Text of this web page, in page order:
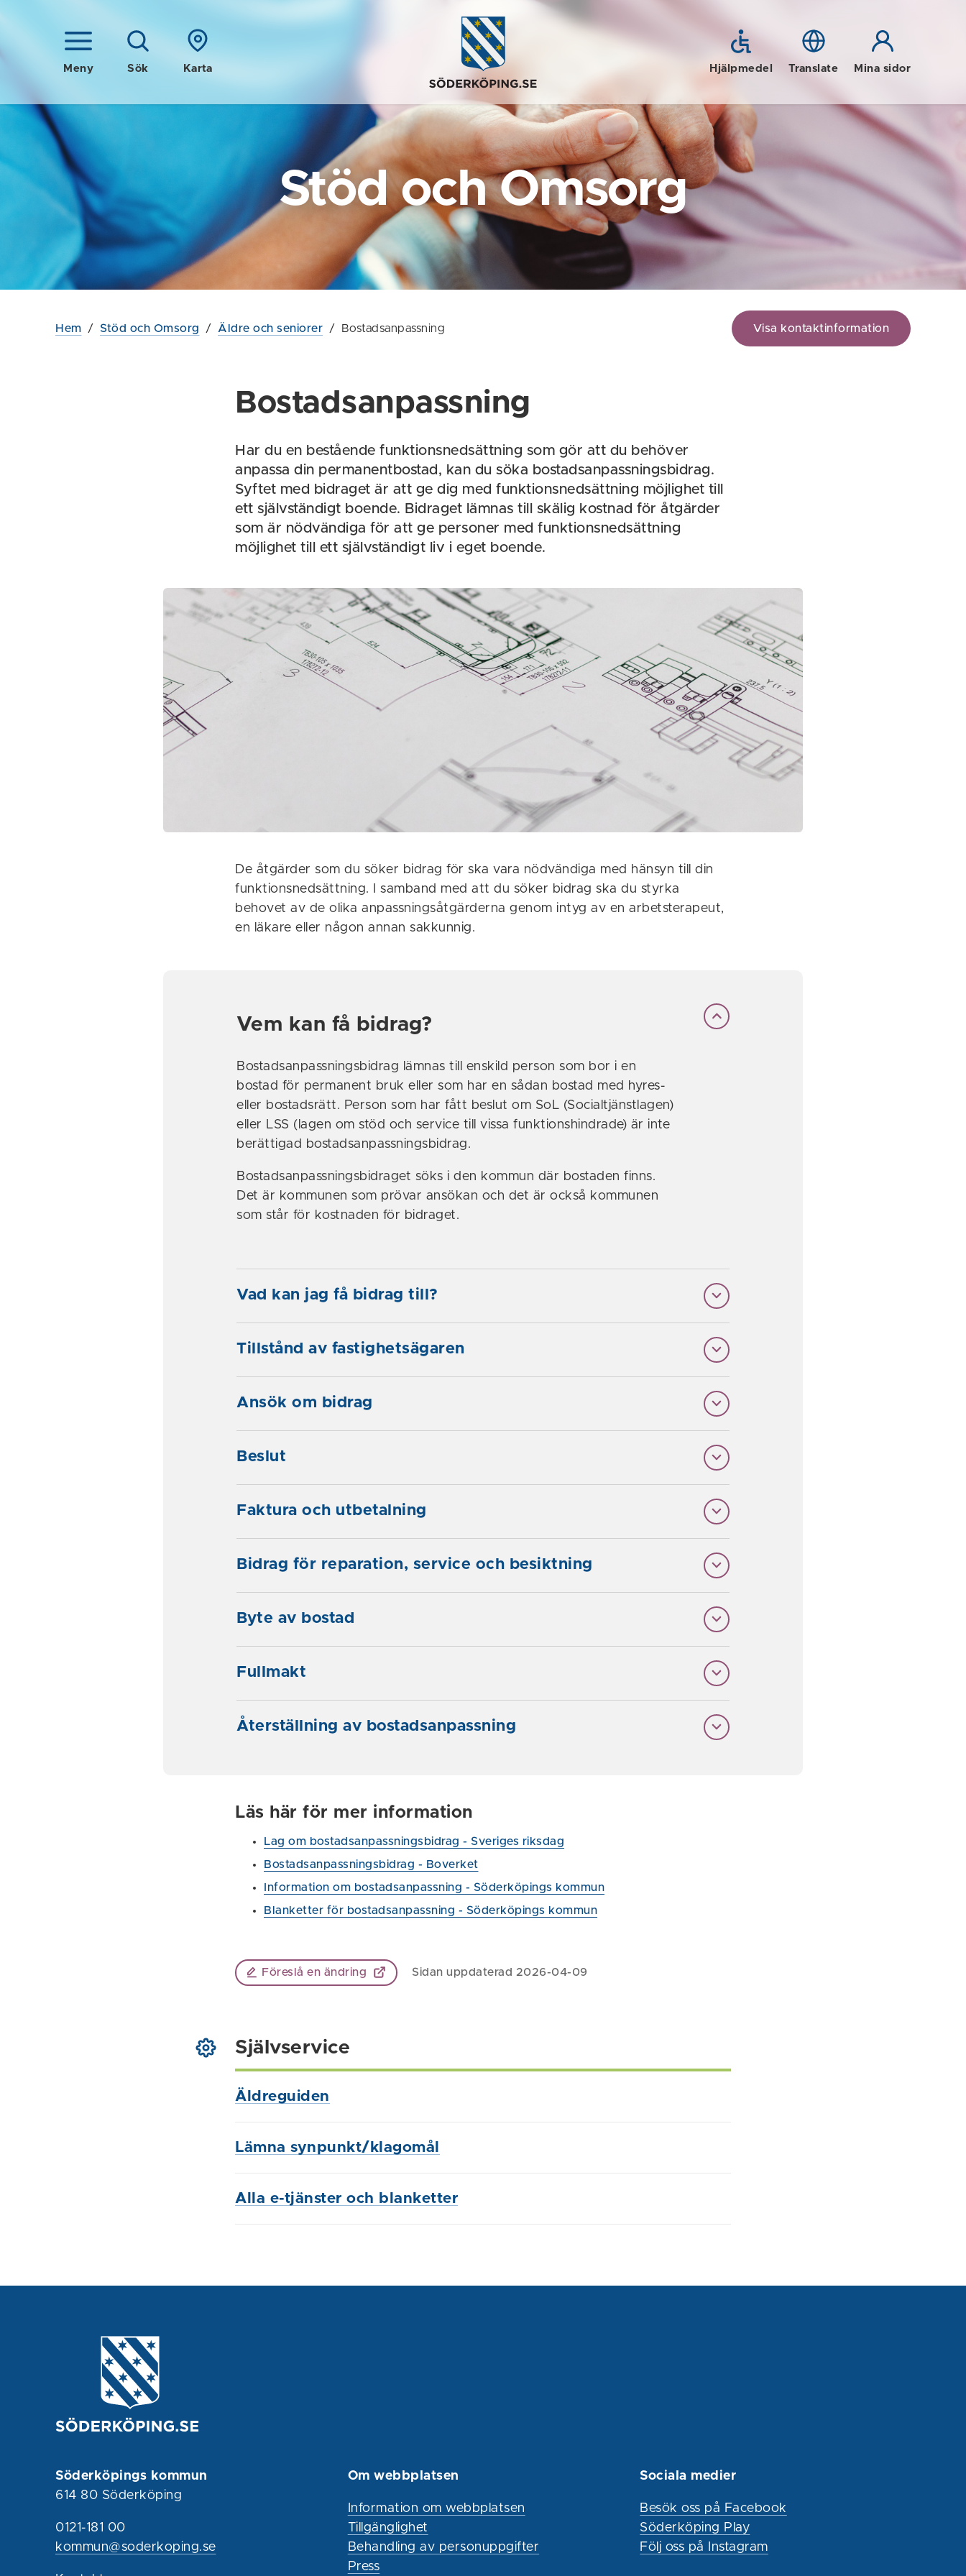
Meny Sök Karta Hjälpmedel Translate Mina sidor
Stöd och Omsorg
Hem / Stöd och Omsorg / Äldre och seniorer / Bostadsanpassning Visa kontaktinformation
Bostadsanpassning
Har du en bestående funktionsnedsättning som gör att du behöver
anpassa din permanentbostad, kan du söka bostadsanpassningsbidrag.
Syftet med bidraget är att ge dig med funktionsnedsättning möjlighet till
ett självständigt boende. Bidraget lämnas till skälig kostnad för åtgärder
som är nödvändiga för att ge personer med funktionsnedsättning
möjlighet till ett självständigt liv i eget boende.
De åtgärder som du söker bidrag för ska vara nödvändiga med hänsyn till din
funktionsnedsättning. I samband med att du söker bidrag ska du styrka
behovet av de olika anpassningsåtgärderna genom intyg av en arbetsterapeut,
en läkare eller någon annan sakkunnig.
Vem kan få bidrag?
Bostadsanpassningsbidrag lämnas till enskild person som bor i en
bostad för permanent bruk eller som har en sådan bostad med hyres-
eller bostadsrätt. Person som har fått beslut om SoL (Socialtjänstlagen)
eller LSS (lagen om stöd och service till vissa funktionshindrade) är inte
berättigad bostadsanpassningsbidrag.
Bostadsanpassningsbidraget söks i den kommun där bostaden finns.
Det är kommunen som prövar ansökan och det är också kommunen
som står för kostnaden för bidraget.
Vad kan jag få bidrag till?
Tillstånd av fastighetsägaren
Ansök om bidrag
Beslut
Faktura och utbetalning
Bidrag för reparation, service och besiktning
Byte av bostad
Fullmakt
Återställning av bostadsanpassning
Läs här för mer information
Lag om bostadsanpassningsbidrag - Sveriges riksdag
Bostadsanpassningsbidrag - Boverket
Information om bostadsanpassning - Söderköpings kommun
Blanketter för bostadsanpassning - Söderköpings kommun
Föreslå en ändring Sidan uppdaterad 2026-04-09
Självservice
Äldreguiden
Lämna synpunkt/klagomål
Alla e-tjänster och blanketter
Söderköpings kommun
614 80 Söderköping
0121-181 00
kommun@soderkoping.se
Om webbplatsen
Information om webbplatsen
Tillgänglighet
Behandling av personuppgifter
Press
Sociala medier
Besök oss på Facebook
Söderköping Play
Följ oss på Instagram